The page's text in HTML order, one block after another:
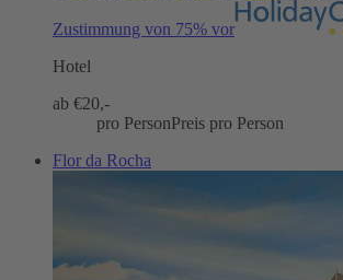
Zustimmung von 75% vor
Hotel
ab €20,-
pro PersonPreis pro Person
Flor da Rocha